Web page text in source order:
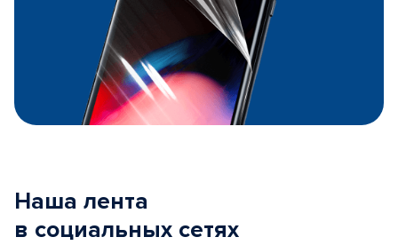
Наша лента
в социальных сетях